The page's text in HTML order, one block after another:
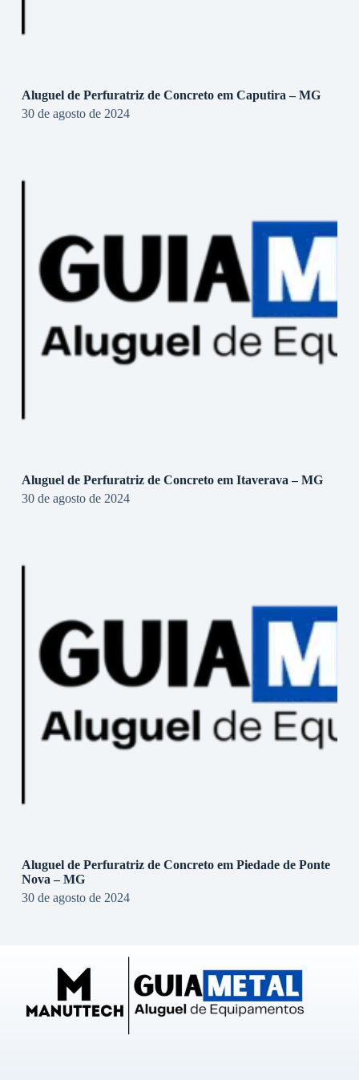
Aluguel de Perfuratriz de Concreto em Caputira – MG
30 de agosto de 2024
Aluguel de Perfuratriz de Concreto em Itaverava – MG
30 de agosto de 2024
Aluguel de Perfuratriz de Concreto em Piedade de Ponte
Nova – MG
30 de agosto de 2024